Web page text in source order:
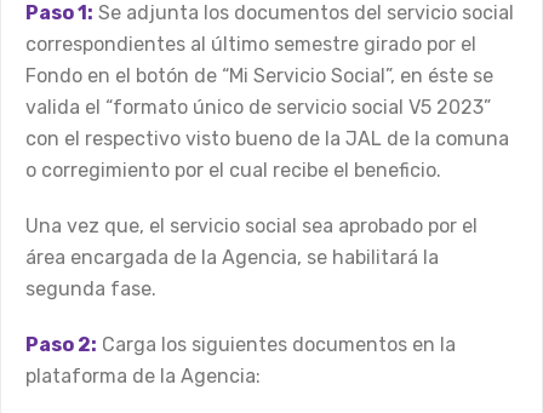
Paso 1: Se adjunta los documentos del servicio social
correspondientes al último semestre girado por el
Fondo en el botón de “Mi Servicio Social”, en éste se
valida el “formato único de servicio social V5 2023”
con el respectivo visto bueno de la JAL de la comuna
o corregimiento por el cual recibe el beneficio.
Una vez que, el servicio social sea aprobado por el
área encargada de la Agencia, se habilitará la
segunda fase.
Paso 2: Carga los siguientes documentos en la
plataforma de la Agencia: